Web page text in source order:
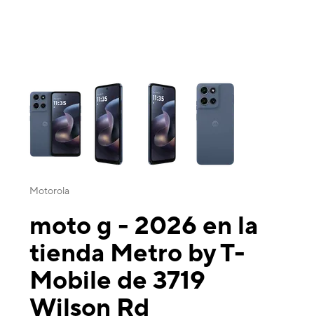
This carousel contains a column of small thumbnails. Selecting a
Motorola
moto g - 2026 en la
tienda Metro by T-
Mobile de 3719
Wilson Rd